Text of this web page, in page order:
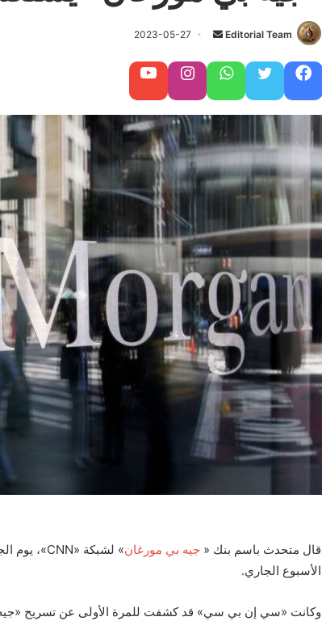
Editorial Team
س
ل
ر
ي
د
ا
ك
ر
و
ن
ي
2023-05-27
فيسبوك تويتر واتساب تابعنا على إنستغرام تابعنا على يوتيوب
قال متحدث باسم بنك « جيه بي مورغان
الأسبوع الجاري.
وكانت «سي إن بي سي» قد كشفت للمرة الأولى عن تسريح «جيه